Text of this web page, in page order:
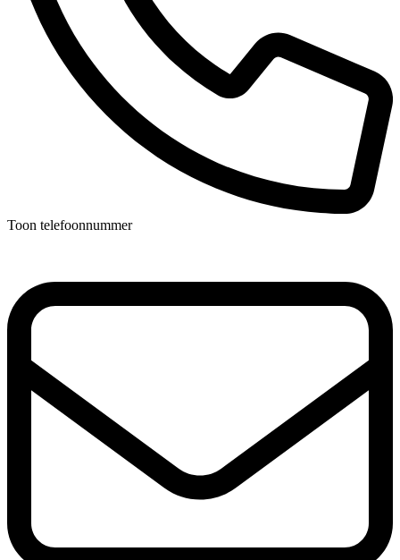
Toon telefoonnummer